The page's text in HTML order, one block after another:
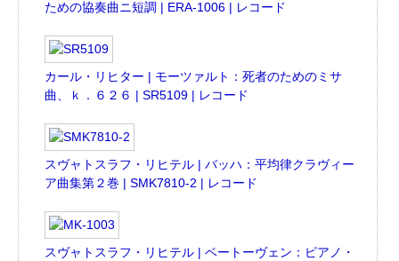
ための協奏曲ニ短調 | ERA-1006 | レコード
カール・リヒター | モーツァルト：死者のためのミサ
曲、ｋ．６２６ | SR5109 | レコード
スヴャトスラフ・リヒテル | バッハ：平均律クラヴィー
ア曲集第２巻 | SMK7810-2 | レコード
スヴャトスラフ・リヒテル | ベートーヴェン：ピアノ・